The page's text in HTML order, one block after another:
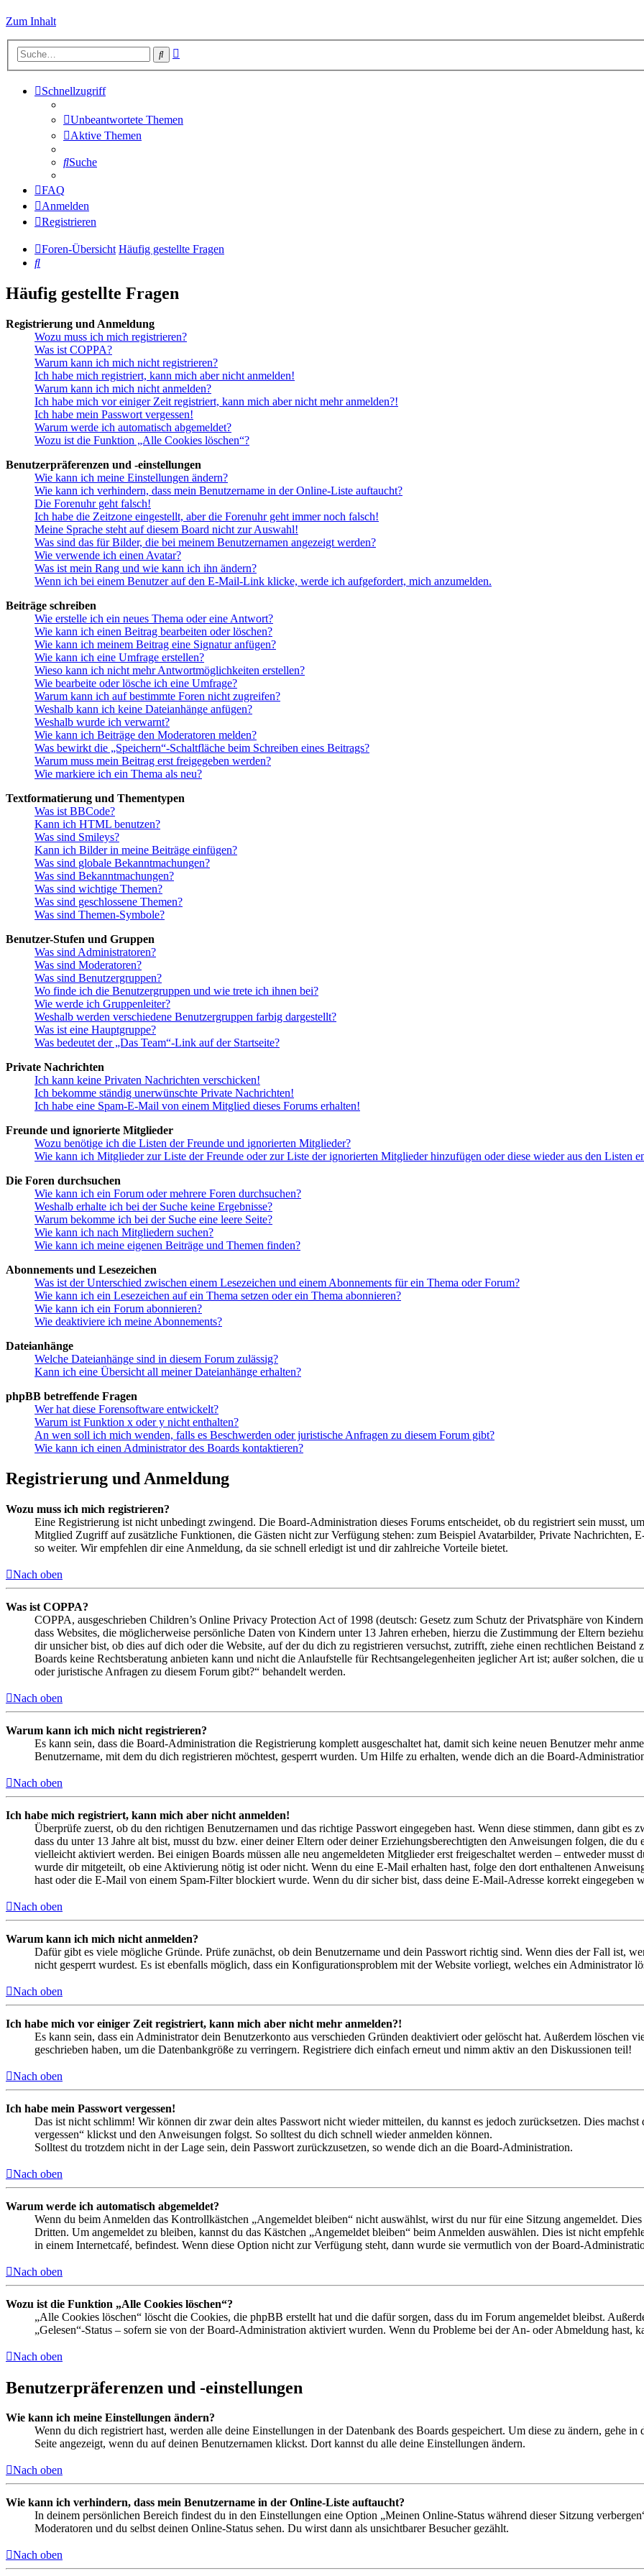
Zum Inhalt
Suche
Schnellzugriff
Unbeantwortete Themen
Aktive Themen
Suche
FAQ
Anmelden
Registrieren
Foren-Übersicht Häufig gestellte Fragen
Suche
Häufig gestellte Fragen
Registrierung und Anmeldung
Wozu muss ich mich registrieren?
Was ist COPPA?
Warum kann ich mich nicht registrieren?
Ich habe mich registriert, kann mich aber nicht anmelden!
Warum kann ich mich nicht anmelden?
Ich habe mich vor einiger Zeit registriert, kann mich aber nicht mehr anmelden?!
Ich habe mein Passwort vergessen!
Warum werde ich automatisch abgemeldet?
Wozu ist die Funktion „Alle Cookies löschen“?
Benutzerpräferenzen und -einstellungen
Wie kann ich meine Einstellungen ändern?
Wie kann ich verhindern, dass mein Benutzername in der Online-Liste auftaucht?
Die Forenuhr geht falsch!
Ich habe die Zeitzone eingestellt, aber die Forenuhr geht immer noch falsch!
Meine Sprache steht auf diesem Board nicht zur Auswahl!
Was sind das für Bilder, die bei meinem Benutzernamen angezeigt werden?
Wie verwende ich einen Avatar?
Was ist mein Rang und wie kann ich ihn ändern?
Wenn ich bei einem Benutzer auf den E-Mail-Link klicke, werde ich aufgefordert, mich anzumelden.
Beiträge schreiben
Wie erstelle ich ein neues Thema oder eine Antwort?
Wie kann ich einen Beitrag bearbeiten oder löschen?
Wie kann ich meinem Beitrag eine Signatur anfügen?
Wie kann ich eine Umfrage erstellen?
Wieso kann ich nicht mehr Antwortmöglichkeiten erstellen?
Wie bearbeite oder lösche ich eine Umfrage?
Warum kann ich auf bestimmte Foren nicht zugreifen?
Weshalb kann ich keine Dateianhänge anfügen?
Weshalb wurde ich verwarnt?
Wie kann ich Beiträge den Moderatoren melden?
Was bewirkt die „Speichern“-Schaltfläche beim Schreiben eines Beitrags?
Warum muss mein Beitrag erst freigegeben werden?
Wie markiere ich ein Thema als neu?
Textformatierung und Thementypen
Was ist BBCode?
Kann ich HTML benutzen?
Was sind Smileys?
Kann ich Bilder in meine Beiträge einfügen?
Was sind globale Bekanntmachungen?
Was sind Bekanntmachungen?
Was sind wichtige Themen?
Was sind geschlossene Themen?
Was sind Themen-Symbole?
Benutzer-Stufen und Gruppen
Was sind Administratoren?
Was sind Moderatoren?
Was sind Benutzergruppen?
Wo finde ich die Benutzergruppen und wie trete ich ihnen bei?
Wie werde ich Gruppenleiter?
Weshalb werden verschiedene Benutzergruppen farbig dargestellt?
Was ist eine Hauptgruppe?
Was bedeutet der „Das Team“-Link auf der Startseite?
Private Nachrichten
Ich kann keine Privaten Nachrichten verschicken!
Ich bekomme ständig unerwünschte Private Nachrichten!
Ich habe eine Spam-E-Mail von einem Mitglied dieses Forums erhalten!
Freunde und ignorierte Mitglieder
Wozu benötige ich die Listen der Freunde und ignorierten Mitglieder?
Wie kann ich Mitglieder zur Liste der Freunde oder zur Liste der ignorierten Mitglieder hinzufügen oder diese wieder aus den Listen
Die Foren durchsuchen
Wie kann ich ein Forum oder mehrere Foren durchsuchen?
Weshalb erhalte ich bei der Suche keine Ergebnisse?
Warum bekomme ich bei der Suche eine leere Seite?
Wie kann ich nach Mitgliedern suchen?
Wie kann ich meine eigenen Beiträge und Themen finden?
Abonnements und Lesezeichen
Was ist der Unterschied zwischen einem Lesezeichen und einem Abonnements für ein Thema oder Forum?
Wie kann ich ein Lesezeichen auf ein Thema setzen oder ein Thema abonnieren?
Wie kann ich ein Forum abonnieren?
Wie deaktiviere ich meine Abonnements?
Dateianhänge
Welche Dateianhänge sind in diesem Forum zulässig?
Kann ich eine Übersicht all meiner Dateianhänge erhalten?
phpBB betreffende Fragen
Wer hat diese Forensoftware entwickelt?
Warum ist Funktion x oder y nicht enthalten?
An wen soll ich mich wenden, falls es Beschwerden oder juristische Anfragen zu diesem Forum gibt?
Wie kann ich einen Administrator des Boards kontaktieren?
Registrierung und Anmeldung
Wozu muss ich mich registrieren?
Eine Registrierung ist nicht unbedingt zwingend. Die Board-Administration dieses Forums entscheidet, ob du registriert sein musst,
Mitglied Zugriff auf zusätzliche Funktionen, die Gästen nicht zur Verfügung stehen: zum Beispiel Avatarbilder, Private Nachrichten,
so weiter. Wir empfehlen dir eine Anmeldung, da sie schnell erledigt ist und dir zahlreiche Vorteile bietet.
Nach oben
Was ist COPPA?
COPPA, ausgeschrieben Children’s Online Privacy Protection Act of 1998 (deutsch: Gesetz zum Schutz der Privatsphäre von
dass Websites, die möglicherweise persönliche Daten von Kindern unter 13 Jahren erheben, hierzu die Zustimmung der Eltern
dir unsicher bist, ob dies auf dich oder die Website, auf der du dich zu registrieren versuchst, zutrifft, ziehe einen rechtlichen
Boards keine Rechtsberatung anbieten kann und nicht die Anlaufstelle für Rechtsangelegenheiten jeglicher Art ist; außer solchen,
oder juristische Anfragen zu diesem Forum gibt?“ behandelt werden.
Nach oben
Warum kann ich mich nicht registrieren?
Es kann sein, dass die Board-Administration die Registrierung komplett ausgeschaltet hat, damit sich keine neuen Benutzer mehr
Benutzername, mit dem du dich registrieren möchtest, gesperrt wurden. Um Hilfe zu erhalten, wende dich an die Board-
Nach oben
Ich habe mich registriert, kann mich aber nicht anmelden!
Überprüfe zuerst, ob du den richtigen Benutzernamen und das richtige Passwort eingegeben hast. Wenn diese stimmen, dann gibt es
dass du unter 13 Jahre alt bist, musst du bzw. einer deiner Eltern oder deiner Erziehungsberechtigten den Anweisungen folgen, die
vielleicht aktiviert werden. Bei einigen Boards müssen alle neu angemeldeten Mitglieder erst freigeschaltet werden – entweder musst
wurde dir mitgeteilt, ob eine Aktivierung nötig ist oder nicht. Wenn du eine E-Mail erhalten hast, folge den dort enthaltenen
hast oder die E-Mail von einem Spam-Filter blockiert wurde. Wenn du dir sicher bist, dass deine E-Mail-Adresse korrekt eingegeben
Nach oben
Warum kann ich mich nicht anmelden?
Dafür gibt es viele mögliche Gründe. Prüfe zunächst, ob dein Benutzername und dein Passwort richtig sind. Wenn dies der Fall ist,
nicht gesperrt wurdest. Es ist ebenfalls möglich, dass ein Konfigurationsproblem mit der Website vorliegt, welches ein Administrator
Nach oben
Ich habe mich vor einiger Zeit registriert, kann mich aber nicht mehr anmelden?!
Es kann sein, dass ein Administrator dein Benutzerkonto aus verschieden Gründen deaktiviert oder gelöscht hat. Außerdem löschen
geschrieben haben, um die Datenbankgröße zu verringern. Registriere dich einfach erneut und nimm aktiv an den Diskussionen teil!
Nach oben
Ich habe mein Passwort vergessen!
Das ist nicht schlimm! Wir können dir zwar dein altes Passwort nicht wieder mitteilen, du kannst es jedoch zurücksetzen. Dies
vergessen“ klickst und den Anweisungen folgst. So solltest du dich schnell wieder anmelden können.
Solltest du trotzdem nicht in der Lage sein, dein Passwort zurückzusetzen, so wende dich an die Board-Administration.
Nach oben
Warum werde ich automatisch abgemeldet?
Wenn du beim Anmelden das Kontrollkästchen „Angemeldet bleiben“ nicht auswählst, wirst du nur für eine Sitzung angemeldet.
Dritten. Um angemeldet zu bleiben, kannst du das Kästchen „Angemeldet bleiben“ beim Anmelden auswählen. Dies ist nicht
in einem Internetcafé, befindest. Wenn diese Option nicht zur Verfügung steht, dann wurde sie vermutlich von der Board-
Nach oben
Wozu ist die Funktion „Alle Cookies löschen“?
„Alle Cookies löschen“ löscht die Cookies, die phpBB erstellt hat und die dafür sorgen, dass du im Forum angemeldet bleibst.
„Gelesen“-Status – sofern sie von der Board-Administration aktiviert wurden. Wenn du Probleme bei der An- oder Abmeldung hast,
Nach oben
Benutzerpräferenzen und -einstellungen
Wie kann ich meine Einstellungen ändern?
Wenn du dich registriert hast, werden alle deine Einstellungen in der Datenbank des Boards gespeichert. Um diese zu ändern, gehe
Seite angezeigt, wenn du auf deinen Benutzernamen klickst. Dort kannst du alle deine Einstellungen ändern.
Nach oben
Wie kann ich verhindern, dass mein Benutzername in der Online-Liste auftaucht?
In deinem persönlichen Bereich findest du in den Einstellungen eine Option „Meinen Online-Status während dieser Sitzung
Moderatoren und du selbst deinen Online-Status sehen. Du wirst dann als unsichtbarer Besucher gezählt.
Nach oben